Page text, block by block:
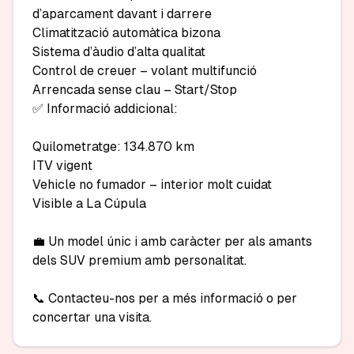
d’aparcament davant i darrere
Climatització automàtica bizona
Sistema d’àudio d’alta qualitat
Control de creuer – volant multifunció
Arrencada sense clau – Start/Stop
✅ Informació addicional:
Quilometratge: 134.870 km
ITV vigent
Vehicle no fumador – interior molt cuidat
Visible a La Cúpula
💼 Un model únic i amb caràcter per als amants
dels SUV premium amb personalitat.
📞 Contacteu-nos per a més informació o per
concertar una visita.